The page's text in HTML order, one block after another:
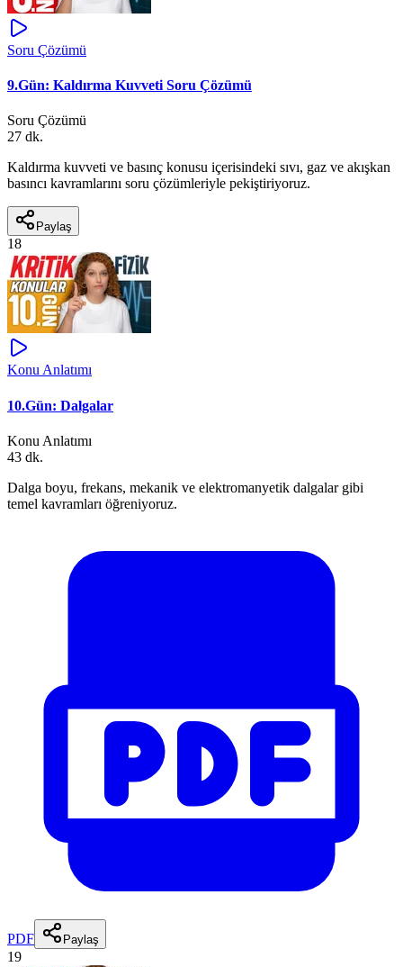
Soru Çözümü
9.Gün: Kaldırma Kuvveti Soru Çözümü
Soru Çözümü
27 dk.
Kaldırma kuvveti ve basınç konusu içerisindeki sıvı, gaz ve akışkan
basıncı kavramlarını soru çözümleriyle pekiştiriyoruz.
Paylaş
18
Konu Anlatımı
10.Gün: Dalgalar
Konu Anlatımı
43 dk.
Dalga boyu, frekans, mekanik ve elektromanyetik dalgalar gibi
temel kavramları öğreniyoruz.
PDF Paylaş
19